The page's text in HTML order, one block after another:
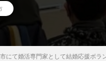
にて婚活専門家として結婚応援ボラ